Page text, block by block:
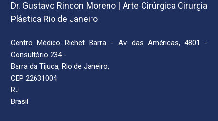
Dr. Gustavo Rincon Moreno | Arte Cirúrgica Cirurgia
Plástica Rio de Janeiro
Centro Médico Richet Barra - Av. das Américas, 4801 -
Consultório 234 -
Barra da Tijuca, Rio de Janeiro,
CEP 22631004
RJ
Brasil